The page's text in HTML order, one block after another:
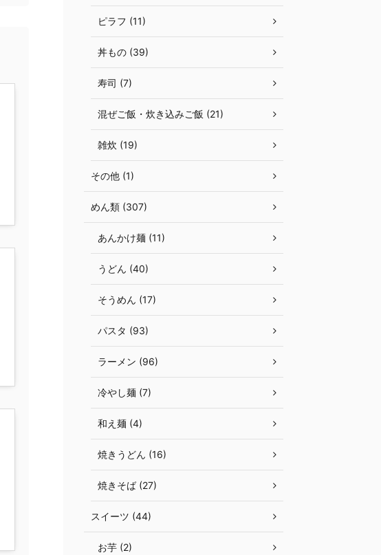
ピラフ (11)
丼もの (39)
寿司 (7)
混ぜご飯・炊き込みご飯 (21)
雑炊 (19)
その他 (1)
めん類 (307)
あんかけ麺 (11)
うどん (40)
そうめん (17)
パスタ (93)
ラーメン (96)
冷やし麺 (7)
和え麺 (4)
焼きうどん (16)
焼きそば (27)
スイーツ (44)
お芋 (2)